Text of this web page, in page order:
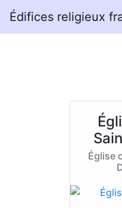
Édifices religieux
Église